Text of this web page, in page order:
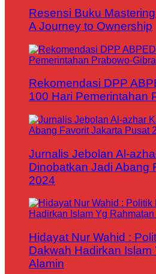
Resensi Buku
A Journey to Ownership
Rekomendasi DPP
100 Hari Pemerintahan
Jurnalis Jebolan Al-
Dinobatkan Jadi Abang
2024
Hidayat Nur Wahid :
Dakwah Hadirkan Islam
Alamin